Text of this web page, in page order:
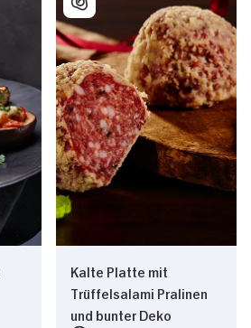
Kalte Platte mit
Trüffelsalami Pralinen
und bunter Deko